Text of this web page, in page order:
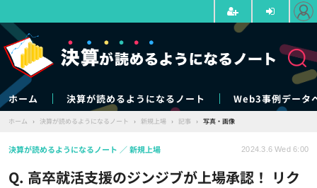
ホーム 決算が読めるようになるノート Web3事例データ
ホーム › 決算が読めるようになるノート › 新規上場 › 記事 › 写真・画像
Q. 高卒就活支援のジンジブが上場承認！ リク
決算が読めるようになるノート 新規上場 2024.3.6 Wed 6:00